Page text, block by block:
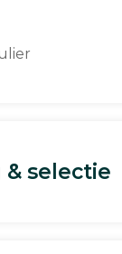
selectie